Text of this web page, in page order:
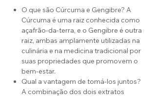
O que são Cúrcuma e Gengibre? A
Cúrcuma é uma raiz conhecida como
açafrão-da-terra, e o Gengibre é outra
raiz, ambas amplamente utilizadas na
culinária e na medicina tradicional por
suas propriedades que promovem o
bem-estar.
Qual a vantagem de tomá-los juntos?
A combinação dos dois extratos